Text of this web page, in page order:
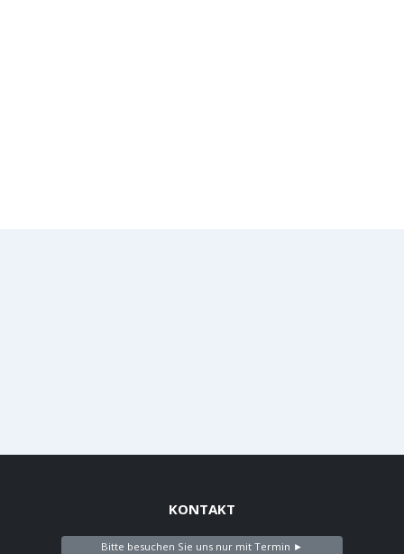
KONTAKT
Bitte besuchen Sie uns nur mit Termin ►